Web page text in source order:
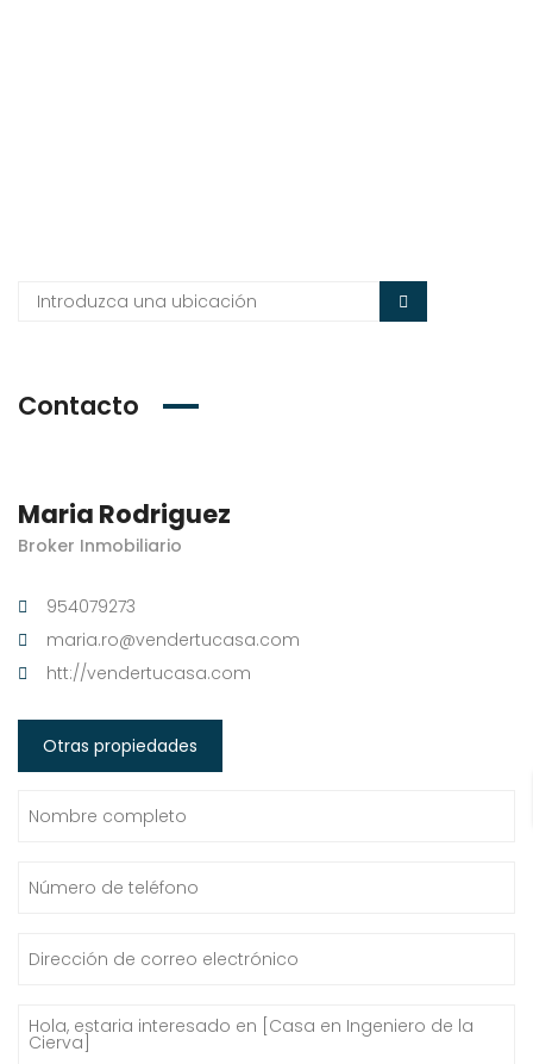
Contacto
Maria Rodriguez
Broker Inmobiliario
954079273
maria.ro@vendertucasa.com
htt://vendertucasa.com
Otras propiedades